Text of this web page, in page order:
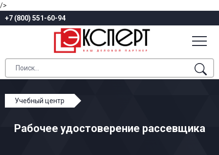
/>
+7 (800) 551-60-94
Учебный центр
Табачно-махорочное и ферментационное
Рабочее удостоверение рассевщика